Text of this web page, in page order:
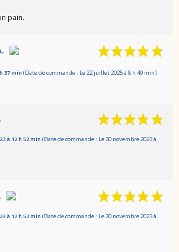
pain.
37 min (Date de commande : Le 22 juillet 2025 à 8 h 49 min)
à 12 h 52 min (Date de commande : Le 30 novembre 2023 à
à 12 h 52 min (Date de commande : Le 30 novembre 2023 à